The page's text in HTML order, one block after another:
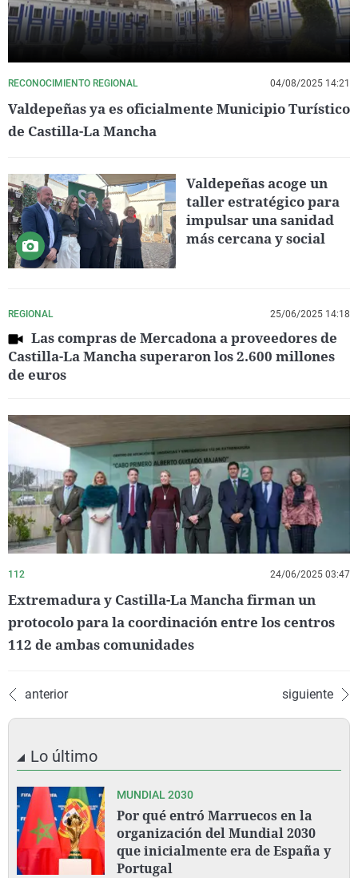
RECONOCIMIENTO REGIONAL 04/08/2025 14:21
Valdepeñas ya es oficialmente Municipio Turístico
de Castilla-La Mancha
Valdepeñas acoge un
taller estratégico para
impulsar una sanidad
más cercana y social
REGIONAL 25/06/2025 14:18
Las compras de Mercadona a proveedores de
Castilla-La Mancha superaron los 2.600 millones
de euros
112 24/06/2025 03:47
Extremadura y Castilla-La Mancha firman un
protocolo para la coordinación entre los centros
112 de ambas comunidades
anterior siguiente
Lo último
MUNDIAL 2030
Por qué entró Marruecos en la
organización del Mundial 2030
que inicialmente era de España y
Portugal